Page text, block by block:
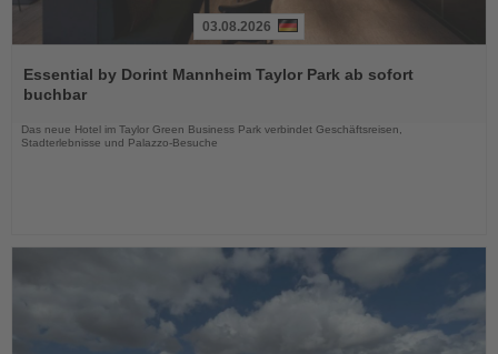
Sie
die
03.08.2026
Essential by Dorint Mannheim Taylor Park ab sofort
buchbar
Das neue Hotel im Taylor Green Business Park verbindet Geschäftsreisen,
Stadterlebnisse und Palazzo-Besuche